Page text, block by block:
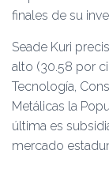
finales de su
Seade Kuri
alto (30.58 por
Tecnología,
Metálicas la
última es
mercado